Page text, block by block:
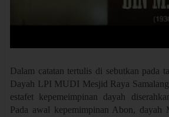
Dalam catatan tertulis di sebutkan pada
Dayah LPI MUDI Mesjid Raya
estafet kepemeimpinan dayah
Pada awal kepemimpinan Abon, dayah